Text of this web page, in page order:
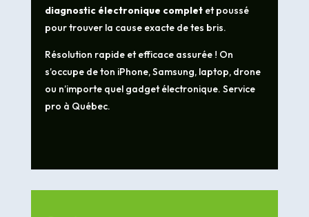
diagnostic électronique completet poussé
pour trouver la cause exacte de tes bris.
Résolution rapide et efficace assurée ! On
s’occupe de ton iPhone, Samsung, laptop, drone
ou n’importe quel gadget électronique. Service
pro à Québec.